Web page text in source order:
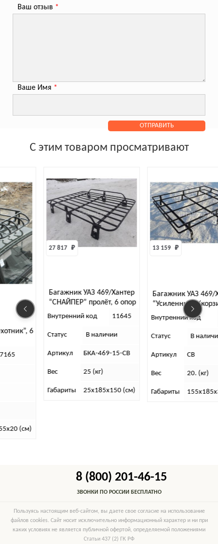
Ваш отзыв *
Ваше Имя *
С этим товаром просматривают
6
(см)
Багажник УАЗ 469/Хантер
“СНАЙПЕР” пролёт, 6 опор
27 817 ₽
Внутренний код 11645
Статус В наличии
Артикул БКА-469-15-СВ
25 (кг)
Габариты 25х185х150 (см)
Багажник УАЗ 469/
“Усиленный”
опор
13 159 ₽
Внутренний код
Статус В наличии
Артикул СВ
20. (кг)
Габариты 155х185х37.
8 (800) 201-46-15
ЗВОНКИ ПО РОССИИ БЕСПЛАТНО
Пользуясь настоящим веб-сайтом, вы даете свое согласие на использование
файлов cookies. Сайт носит исключительно информационный характер и ни при
каких условиях не является публичной офертой, определяемой положениями
Статьи 437 (2) ГК РФ